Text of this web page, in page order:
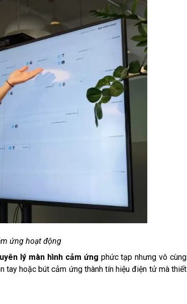
ứng hoạt động
lý màn hình cảm ứng phức tạp nhưng vô cùng
tay hoặc bút cảm ứng thành tín hiệu điện tử mà thiết